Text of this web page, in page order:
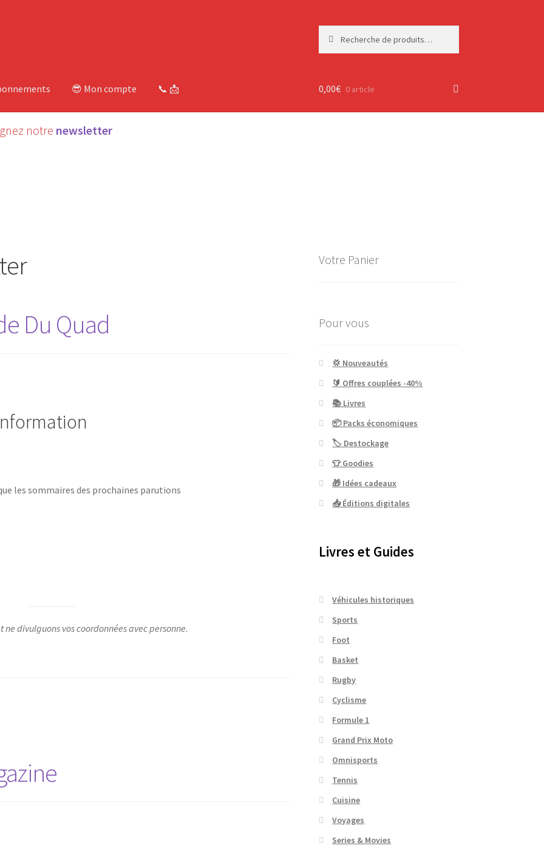
pour :
😎 Mon compte 📞 📩 0,00€ 0 article
notre newsletter
Du Quad
les sommaires des prochaines parutions
ne divulguons vos coordonnées avec personne.
Votre Panier
Pour vous
💢 Nouveautés
🔰 Offres couplées -40%
📚 Livres
📦 Packs économiques
🏷 Destockage
👕 Goodies
🎁 Idées cadeaux
📥 Éditions digitales
Livres et Guides
Véhicules historiques
Sports
Foot
Basket
Rugby
Cyclisme
Formule 1
Grand Prix Moto
Omnisports
Tennis
Cuisine
Voyages
Series & Movies